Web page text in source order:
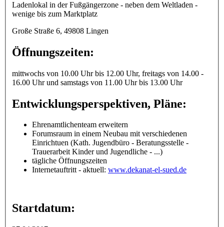
Ladenlokal in der Fußgängerzone - neben dem Weltladen -
wenige bis zum Marktplatz
Große Straße 6, 49808 Lingen
Öffnungszeiten:
mittwochs von 10.00 Uhr bis 12.00 Uhr, freitags von 14.00 -
16.00 Uhr und samstags von 11.00 Uhr bis 13.00 Uhr
Entwicklungsperspektiven, Pläne:
Ehrenamtlichenteam erweitern
Forumsraum in einem Neubau mit verschiedenen
Einrichtuen (Kath. Jugendbüro - Beratungsstelle -
Trauerarbeit Kinder und Jugendliche - ...)
tägliche Öffnungszeiten
Internetauftritt - aktuell: www.dekanat-el-sued.de
Startdatum: